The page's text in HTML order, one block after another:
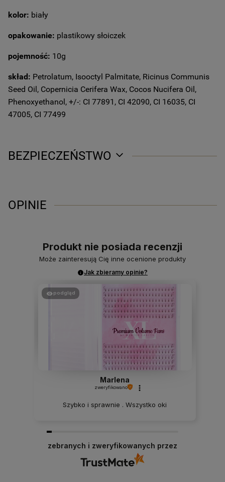
kolor: biały
opakowanie: plastikowy słoiczek
pojemność: 10g
skład: Petrolatum, Isooctyl Palmitate, Ricinus Communis
Seed Oil, Copernicia Cerifera Wax, Cocos Nucifera Oil,
Phenoxyethanol, +/-: CI 77891, CI 42090, CI 16035, CI
47005, CI 77499
BEZPIECZEŃSTWO
OPINIE
Produkt nie posiada recenzji
Może zainteresują Cię inne ocenione produkty
Jak zbieramy opinie?
podgląd
Marlena
zweryfikowano
Szybko i sprawnie . Wszystko oki
0 0
zebranych i zweryfikowanych przez